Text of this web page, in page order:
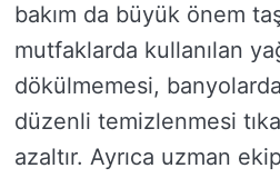
bakım da büyük önem
mutfaklarda kullanılan
dökülmemesi,
düzenli temizlenmesi
azaltır. Ayrıca uzman